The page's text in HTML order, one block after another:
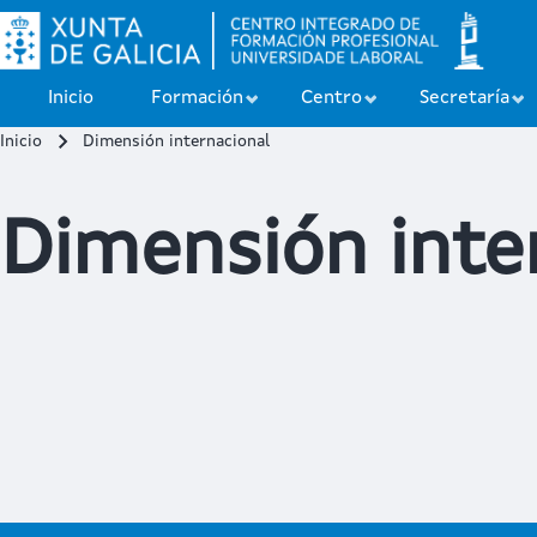
Close search
Inicio Formación Centro Secretaría
Inicio Dimensión internacional
Dimensión